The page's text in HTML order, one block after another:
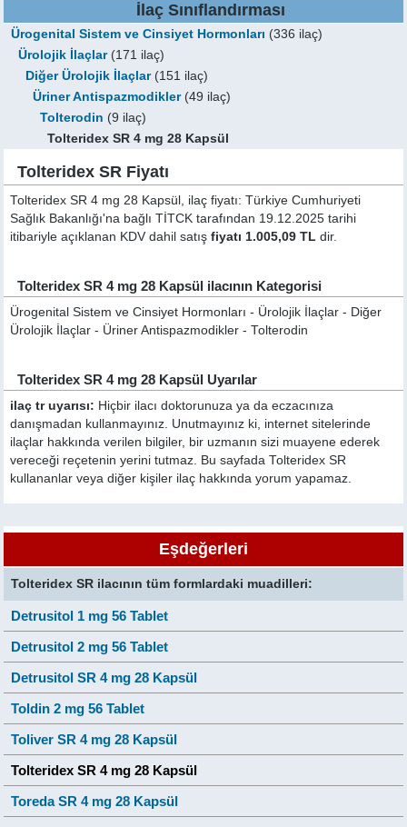
İlaç Sınıflandırması
Ürogenital Sistem ve Cinsiyet Hormonları (336 ilaç)
Ürolojik İlaçlar(171 ilaç)
Diğer Ürolojik İlaçlar(151 ilaç)
Üriner Antispazmodikler(49 ilaç)
Tolterodin (9 ilaç)
Tolteridex SR 4 mg 28 Kapsül
Tolteridex SR Fiyatı
Tolteridex SR 4 mg 28 Kapsül, ilaç fiyatı: Türkiye Cumhuriyeti
Sağlık Bakanlığı'na bağlı TİTCK tarafından 19.12.2025 tarihi
itibariyle açıklanan KDV dahil satışfiyatı 1.005,09 TL dir.
Tolteridex SR 4 mg 28 Kapsül ilacının Kategorisi
Ürogenital Sistem ve Cinsiyet Hormonları - Ürolojik İlaçlar - Diğer
Ürolojik İlaçlar - Üriner Antispazmodikler - Tolterodin
Tolteridex SR 4 mg 28 Kapsül Uyarılar
ilaç tr uyarısı: Hiçbir ilacı doktorunuza ya da eczacınıza
danışmadan kullanmayınız. Unutmayınız ki, internet sitelerinde
ilaçlar hakkında verilen bilgiler, bir uzmanın sizi muayene ederek
vereceği reçetenin yerini tutmaz. Bu sayfada Tolteridex SR
kullananlar veya diğer kişiler ilaç hakkında yorum yapamaz.
Eşdeğerleri
Tolteridex SR ilacının tüm formlardaki muadilleri:
Detrusitol 1 mg 56 Tablet
Detrusitol 2 mg 56 Tablet
Detrusitol SR 4 mg 28 Kapsül
Toldin 2 mg 56 Tablet
Toliver SR 4 mg 28 Kapsül
Tolteridex SR 4 mg 28 Kapsül
Toreda SR 4 mg 28 Kapsül